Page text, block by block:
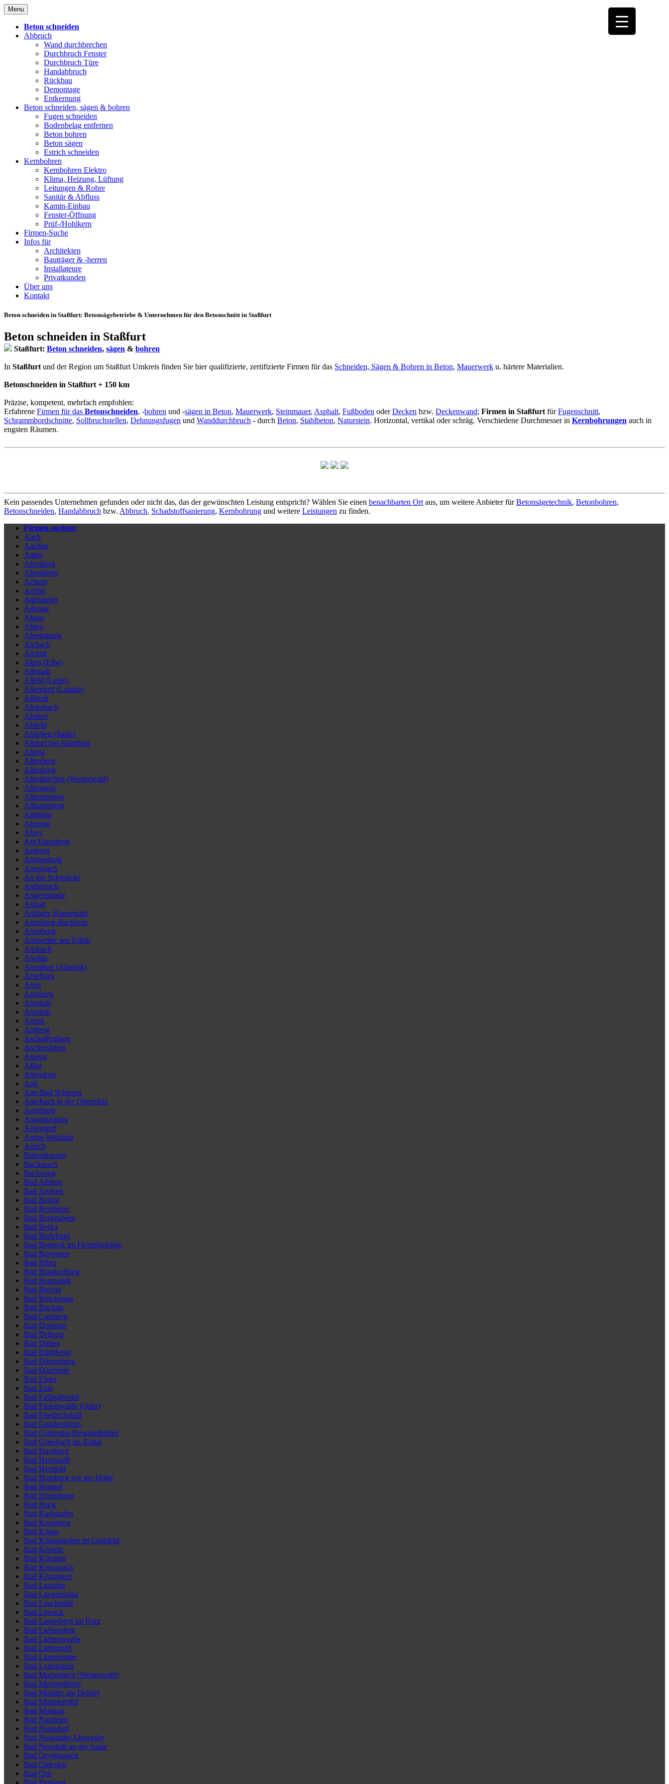
Skip
to
content
Menu
Beton schneiden
Abbruch
Wand durchbrechen
Durchbruch Fenster
Durchbruch Türe
Handabbruch
Rückbau
Demontage
Entkernung
Beton schneiden, sägen & bohren
Fugen schneiden
Bodenbelag entfernen
Beton bohren
Beton sägen
Estrich schneiden
Kernbohren
Kernbohren Elektro
Klima, Heizung, Lüftung
Leitungen & Rohre
Sanitär & Abfluss
Kamin-Einbau
Fenster-Öffnung
Prüf-/Hohlkern
Firmen-Suche
Infos für
Architekten
Bauträger & -herren
Installateure
Privatkunden
Über uns
Kontakt
Beton schneiden in Staßfurt: Betonsägebetriebe & Unternehmen für den Betonschnitt in Staßfurt
Beton schneiden in Staßfurt
Staßfurt: Beton schneiden, sägen & bohren
In Staßfurt und der Region um Staßfurt Umkreis finden Sie hier qualifizierte, zertifizierte Firmen für das Schneiden, Sägen & Bohren in Beton, Mauerwerk u. härtere Materialien.
Betonschneiden in Staßfurt + 150 km
Präzise, kompetent, mehrfach empfohlen:
Erfahrene Firmen für das Betonschneiden, -bohren und -sägen in Beton, Mauerwerk, Steinmauer, Asphalt, Fußboden oderDecken bzw. Deckenwand; Firmen in Staßfurt fürFugenschnitt,
Schrammbordschnitte, Sollbruchstellen, Dehnungsfugen und Wanddurchbruch - durch Beton, Stahlbeton, Naturstein. Horizontal, vertikal oder schräg. Verschiedene Durchmesser in Kernbohrungen auch in
engsten Räumen.
Kein passendes Unternehmen gefunden oder nicht das, das der gewünschten Leistung entspricht? Wählen Sie einen benachbarten Ort aus, um weitere Anbieter fürBetonsägetechnik, Betonbohren,
Betonschneiden, Handabbruch bzw. Abbruch, Schadstoffsanierung, Kernbohrung und weitere Leistungen zu finden.
Firmen suchen:
Aach
Aachen
Aalen
Abenberg
Abensberg
Achern
Achim
Adelsheim
Adenau
Ahaus
Ahlen
Ahrensburg
Aichach
Aichtal
Aken (Elbe)
Albstadt
Alfeld (Leine)
Allendorf (Lumda)
Allstedt
Alpirsbach
Alsdorf
Alsfeld
Alsleben (Saale)
Altdorf bei Nürnberg
Altena
Altenberg
Altenburg
Altenkirchen (Westerwald)
Altensteig
Altentreptow
Altlandsberg
Altötting
Alzenau
Alzey
Am Ettersberg
Amberg
Amöneburg
Amorbach
An der Schmücke
Andernach
Angermünde
Anhalt
Anklam, Hansestadt
Annaberg-Buchholz
Annaburg
Annweiler am Trifels
Ansbach
Apolda
Arendsee (Altmark)
Arneburg
Arnis
Arnsberg
Arnstadt
Arnstein
Artern
Arzberg
Aschaffenburg
Aschersleben
Asperg
Aßlar
Attendorn
Aub
Aue-Bad Schlema
Auerbach in der Oberpfalz
Augsburg
Augustusburg
Aulendorf
Auma-Weidatal
Aurich
Babenhausen
Bacharach
Backnang
Bad Aibling
Bad Arolsen
Bad Belzig
Bad Bentheim
Bad Bergzabern
Bad Berka
Bad Berleburg
Bad Berneck im Fichtelgebirge
Bad Bevensen
Bad Bibra
Bad Blankenburg
Bad Bramstedt
Bad Breisig
Bad Brückenau
Bad Buchau
Bad Camberg
Bad Doberan
Bad Driburg
Bad Düben
Bad Dürkheim
Bad Dürrenberg
Bad Dürrheim
Bad Elster
Bad Ems
Bad Fallingbostel
Bad Freienwalde (Oder)
Bad Friedrichshall
Bad Gandersheim
Bad Gottleuba-Berggießhübel
Bad Griesbach im Rottal
Bad Harzburg
Bad Herrenalb
Bad Hersfeld
Bad Homburg vor der Höhe
Bad Honnef
Bad Hönningen
Bad Iburg
Bad Karlshafen
Bad Kissingen
Bad König
Bad Königshofen im Grabfeld
Bad Köstritz
Bad Kötzting
Bad Kreuznach
Bad Krozingen
Bad Laasphe
Bad Langensalza
Bad Lauchstädt
Bad Lausick
Bad Lauterberg im Harz
Bad Liebenstein
Bad Liebenwerda
Bad Liebenzell
Bad Lippspringe
Bad Lobenstein
Bad Marienberg (Westerwald)
Bad Mergentheim
Bad Münder am Deister
Bad Münstereifel
Bad Muskau
Bad Nauheim
Bad Nenndorf
Bad Neuenahr-Ahrweiler
Bad Neustadt an der Saale
Bad Oeynhausen
Bad Oldesloe
Bad Orb